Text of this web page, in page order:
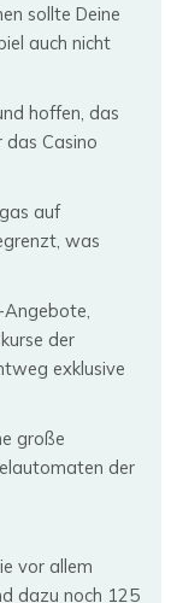
sollte Deine
auch nicht
hoffen, das
das Casino
auf
was
der
exklusive
große
der
vor allem
dazu noch 125